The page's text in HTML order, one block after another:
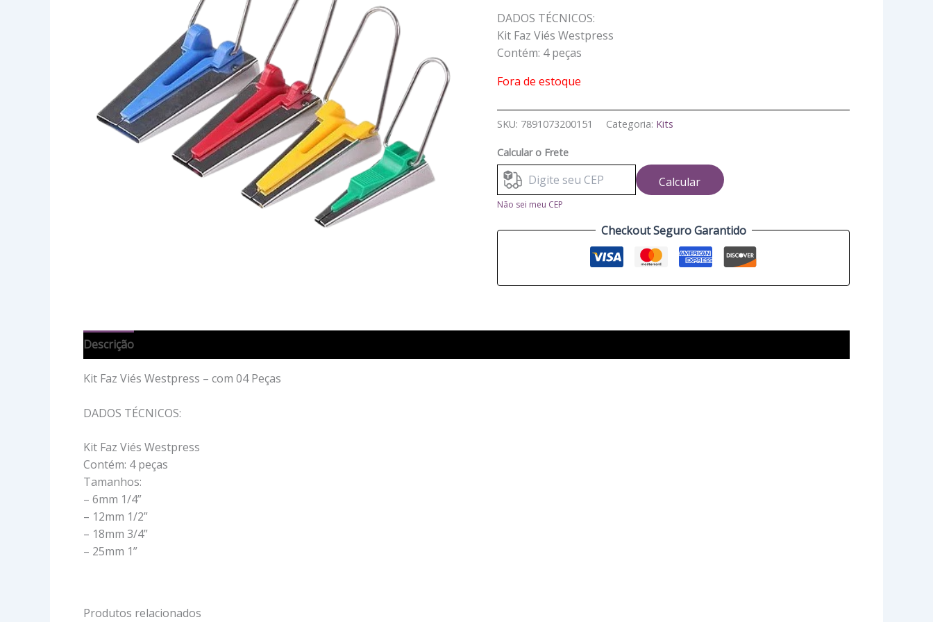
DADOS TÉCNICOS:
Kit Faz Viés Westpress
Contém: 4 peças
Fora de estoque
SKU: 7891073200151 Categoria: Kits
Calcular o Frete
Calcular
Não sei meu CEP
Checkout Seguro Garantido
Descrição
Kit Faz Viés Westpress – com 04 Peças
DADOS TÉCNICOS:
Kit Faz Viés Westpress
Contém: 4 peças
Tamanhos:
– 6mm 1/4”
– 12mm 1/2”
– 18mm 3/4”
– 25mm 1”
Produtos relacionados